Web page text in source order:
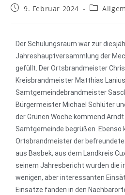
9. Februar 2024
Der Schulungsraum war zur
Jahreshauptversammlung der
gefüllt. Der Ortsbrandmeister
Kreisbrandmeister Matthias
Samtgemeindebrandmeister
Bürgermeister Michael Schlüter
der Grünen Woche kommend
Samtgemeinde begrüßen. Ebenso
Ortsbrandmeister der
aus Basbek, aus dem Landkreis
seinem Jahresbericht wurden die
wenigen, aber interessanten
Einsätze fanden in den